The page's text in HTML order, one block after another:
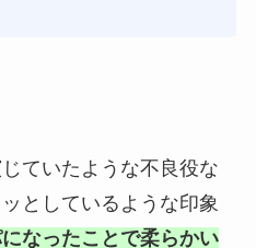
ていたような不良役な
としているような印象
なったことで柔らかい